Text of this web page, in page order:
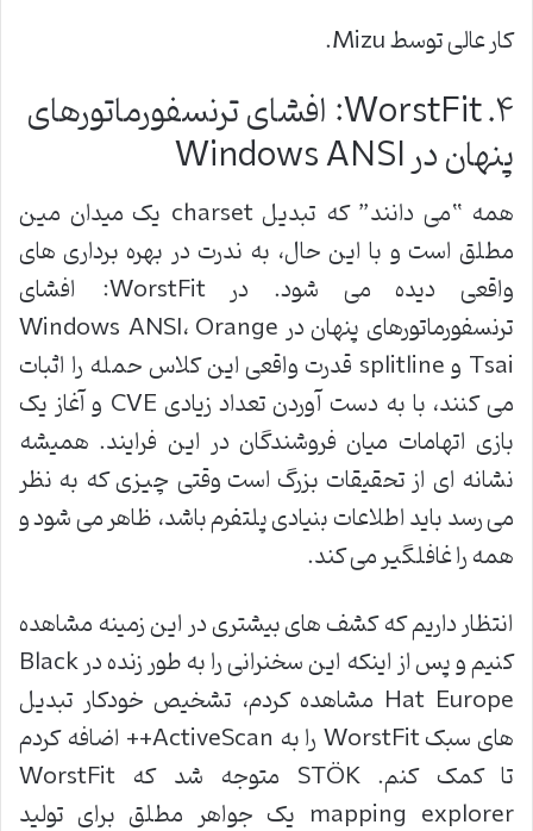
کار عالی توسط
۴. WorstFit: افشای ترنسفورماتورهای
پنهان در
همه “می دانند” که تبدیل
یک میدان مین
مطلق است و با این حال، به ندرت در بهره برداری های
واقعی دیده می شود. درWorstFit:
افشای
ترنسفورماتورهای پنهان در
،Orange
Tsai وsplitline
قدرت واقعی این کلاس حمله را اثبات
می کنند، با به دست آوردن تعداد زیادی
و آغاز یک
بازی اتهامات میان فروشندگان در این فرایند. همیشه
نشانه ای از تحقیقات بزرگ است وقتی چیزی که به نظر
می رسد باید اطلاعات بنیادی پلتفرم باشد، ظاهر می شود و
همه را غافلگیر می کند.
انتظار داریم که کشف های بیشتری در این زمینه مشاهده
کنیم و پس از اینکه این سخنرانی را به طور زنده درBlack
Hat Europe مشاهده کردم، تشخیص خودکار تبدیل
های سبک
را به
اضافه کردم
تا کمک کنم. STÖK متوجه شد که WorstFit
mapping explorer یک جواهر مطلق برای تولید